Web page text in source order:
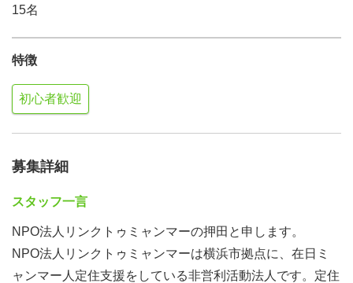
15名
特徴
初心者歓迎
募集詳細
スタッフ一言
NPO法人リンクトゥミャンマーの押田と申します。
NPO法人リンクトゥミャンマーは横浜市拠点に、在日ミ
ャンマー人定住支援をしている非営利活動法人です。定住